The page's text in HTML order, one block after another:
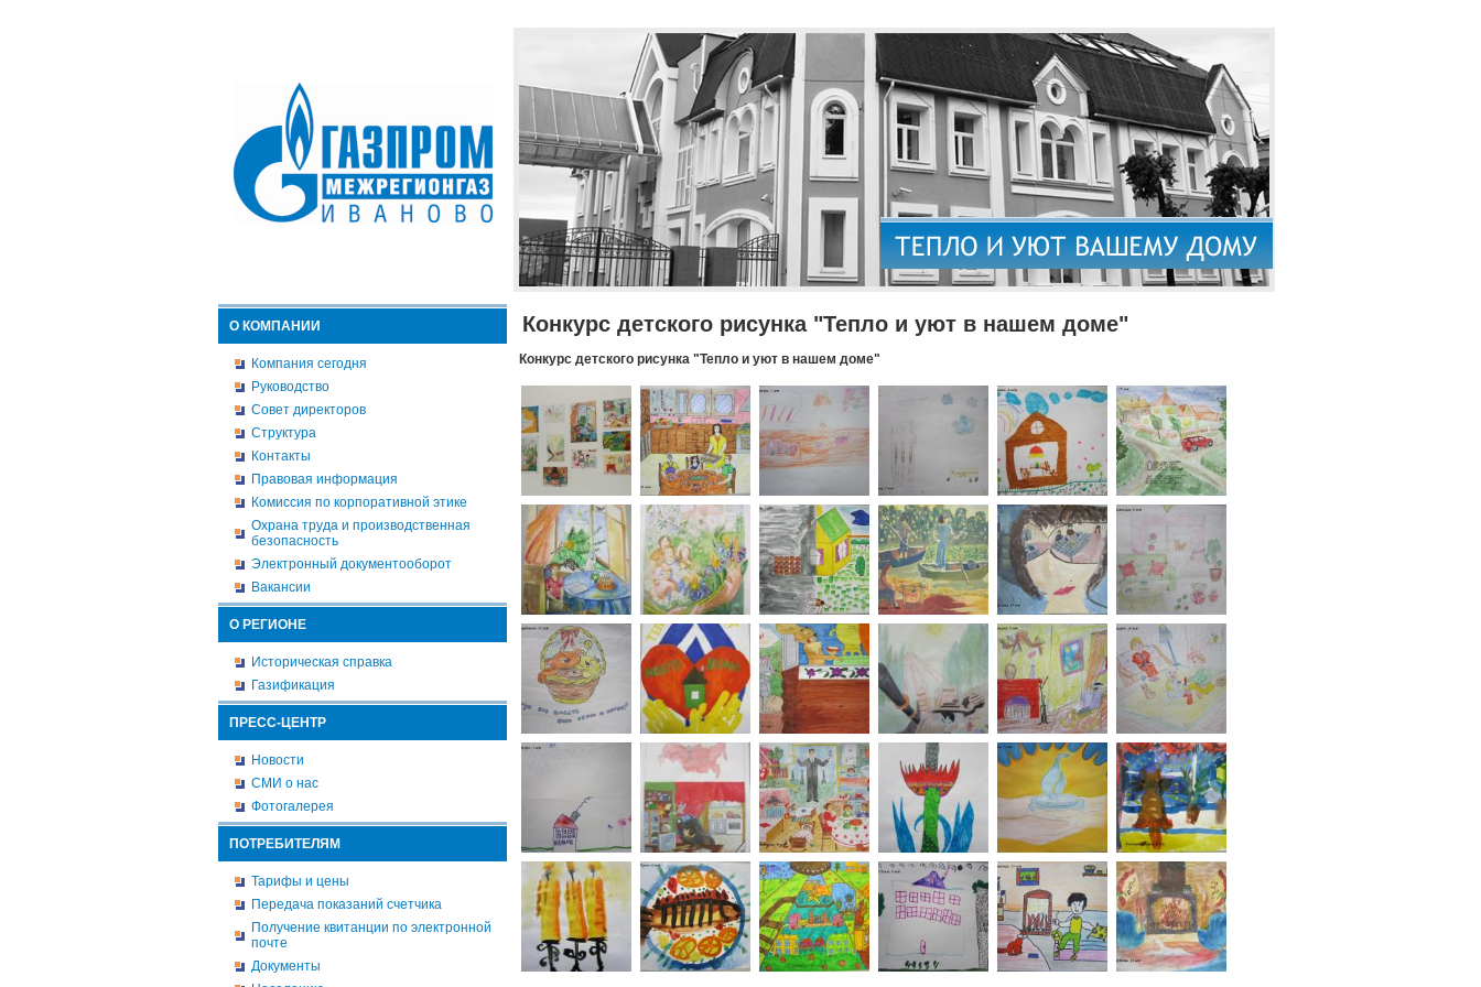
О КОМПАНИИ
Компания сегодня
Руководство
Совет директоров
Структура
Контакты
Правовая информация
Комиссия по корпоративной этике
Охрана труда и производственная
безопасность
Электронный документооборот
Вакансии
О РЕГИОНЕ
Историческая справка
Газификация
ПРЕСС-ЦЕНТР
Новости
СМИ о нас
Фотогалерея
ПОТРЕБИТЕЛЯМ
Тарифы и цены
Передача показаний счетчика
Получение квитанции по электронной
почте
Документы
Конкурс детского рисунка "Тепло и уют в нашем доме"
Конкурс детского рисунка "Тепло и уют в нашем доме"